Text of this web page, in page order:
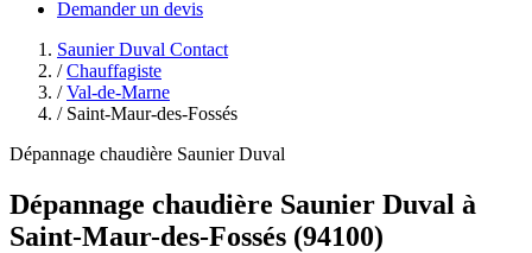
Demander un devis
Saunier Duval Contact
/ Chauffagiste
/ Val-de-Marne
/ Saint-Maur-des-Fossés
Dépannage chaudière Saunier Duval
Dépannage chaudière Saunier Duval à
Saint-Maur-des-Fossés (94100)